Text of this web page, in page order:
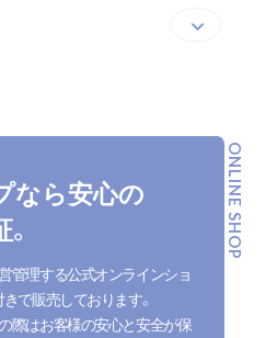
なら安心の
管理する公式オンラインショ
で販売しております。
際はお客様の安心と安全が保
ONLINE SHOP